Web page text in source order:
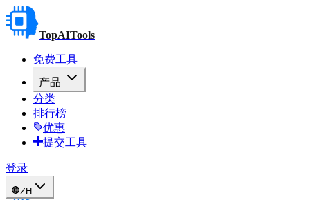
TopAITools
免费工具
产品
分类
排行榜
优惠
提交工具
登录
ZH